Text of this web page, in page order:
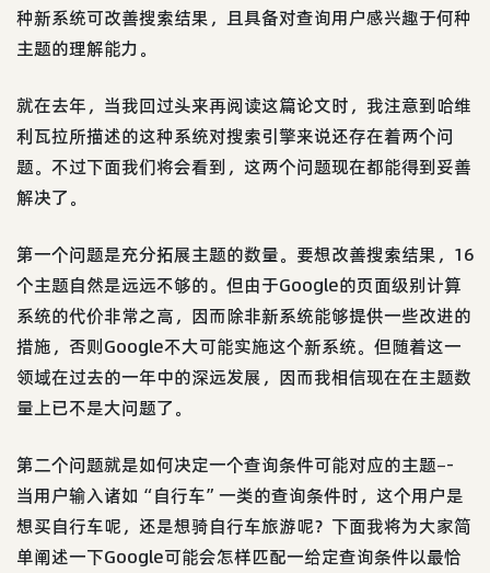
种新系统可改善搜索结果，且具备对查询用户感兴趣于何种
主题的理解能力。
就在去年，当我回过头来再阅读这篇论文时，我注意到哈维
利瓦拉所描述的这种系统对搜索引擎来说还存在着两个问
题。不过下面我们将会看到，这两个问题现在都能得到妥善
解决了。
第一个问题是充分拓展主题的数量。要想改善搜索结果，16
个主题自然是远远不够的。但由于Google的页面级别计算
系统的代价非常之高，因而除非新系统能够提供一些改进的
措施，否则Google不大可能实施这个新系统。但随着这一
领域在过去的一年中的深远发展，因而我相信现在在主题数
量上已不是大问题了。
第二个问题就是如何决定一个查询条件可能对应的主题–-
当用户输入诸如“自行车”一类的查询条件时，这个用户是
想买自行车呢，还是想骑自行车旅游呢？下面我将为大家简
单阐述一下Google可能会怎样匹配一给定查询条件以最恰